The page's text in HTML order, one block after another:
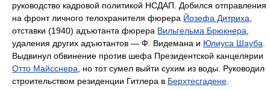
руководство кадровой политикой НСДАП. Добился отправления
на фронт личного телохранителя фюрера Йозефа Дитриха
отставки (1940) адъютанта фюрера Вильгельма Брюкнера
удаления других адъютантов — Ф. Видемана и Юлиуса Шауба
Выдвинул обвинение против шефа Президентской канцелярии
Отто Майсснера , но тот сумел выйти сухим из воды. Руководил
строительством резиденции Гитлера в Берхтесгадене